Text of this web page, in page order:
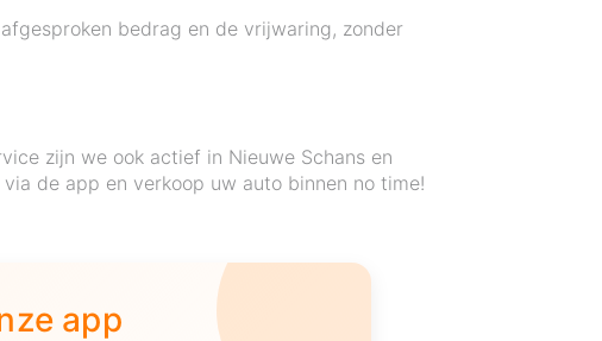
bedrag en de vrijwaring, zonder
zijn we ook actief in Nieuwe Schans en
de app en verkoop uw auto binnen no time!
app